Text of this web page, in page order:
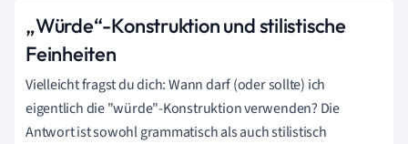
„Würde“-Konstruktion und stilistische
Feinheiten
Vielleicht fragst du dich: Wann darf (oder sollte) ich
eigentlich die "würde"-Konstruktion verwenden? Die
Antwort ist sowohl grammatisch als auch stilistisch